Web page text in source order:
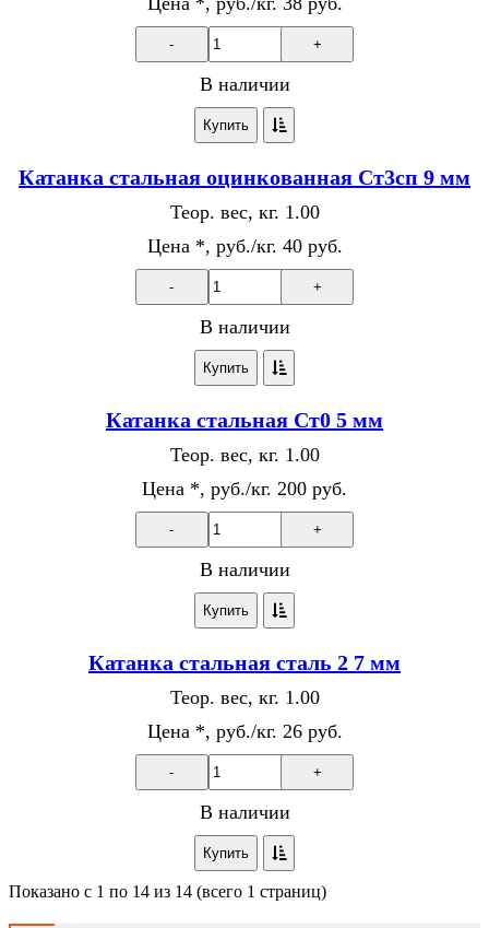
- +
В наличии
Купить
Катанка стальная оцинкованная Ст3сп 9 мм
Теор. вес, кг. 1.00
Цена *, руб./кг. 40 руб.
- +
В наличии
Купить
Катанка стальная Ст0 5 мм
Теор. вес, кг. 1.00
Цена *, руб./кг. 200 руб.
- +
В наличии
Купить
Катанка стальная сталь 2 7 мм
Теор. вес, кг. 1.00
Цена *, руб./кг. 26 руб.
- +
В наличии
Купить
Показано с 1 по 14 из 14 (всего 1 страниц)